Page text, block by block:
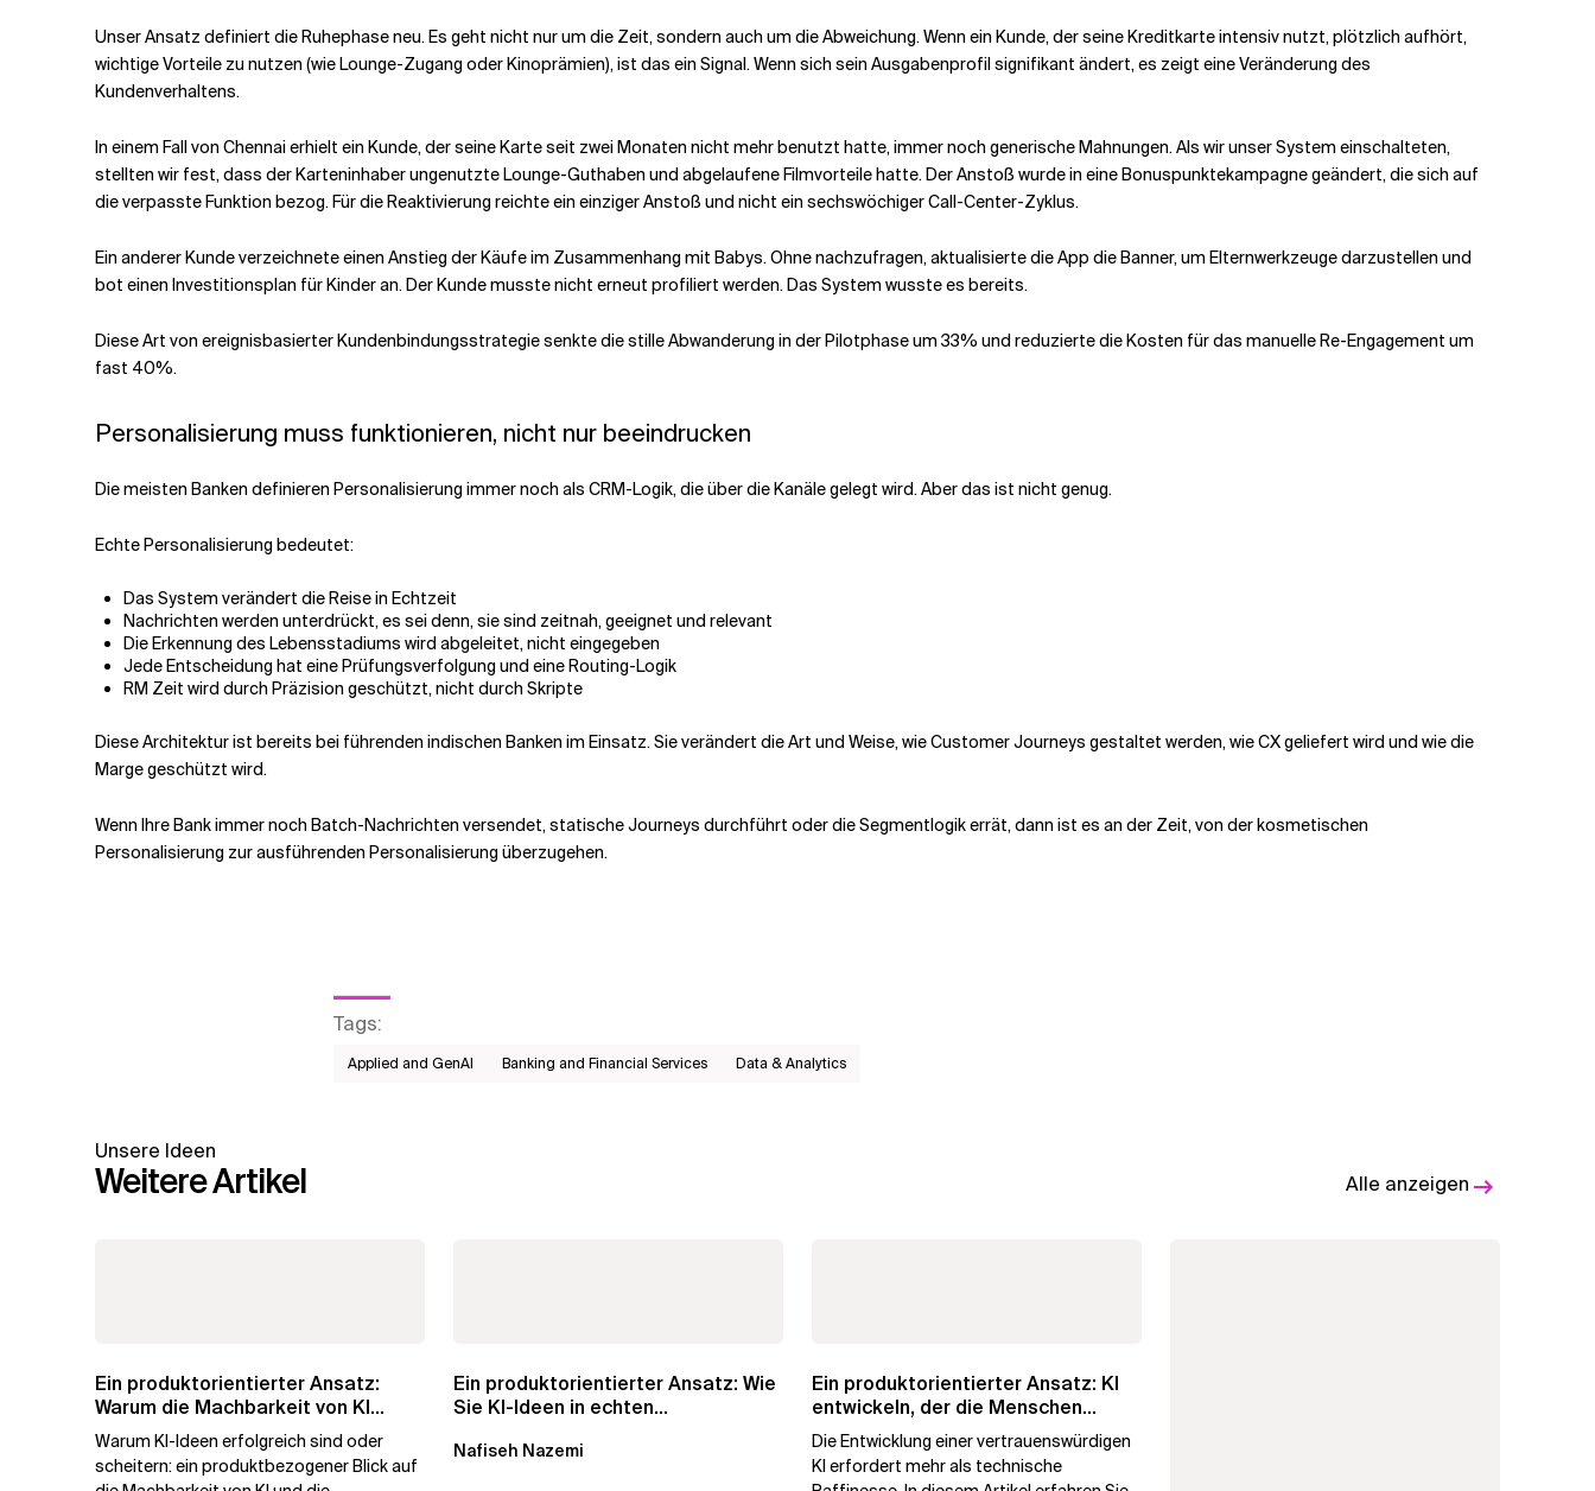
Unser Ansatz definiert die Ruhephase neu. Es geht nicht nur um die Zeit, sondern auch um die Abweichung. Wenn ein Kunde, der seine Kreditkarte intensiv nutzt, plötzlich aufhört,
wichtige Vorteile zu nutzen (wie Lounge-Zugang oder Kinoprämien), ist das ein Signal. Wenn sich sein Ausgabenprofil signifikant ändert,es zeigt eine Veränderung des
Kundenverhaltens.
In einem Fall von Chennai erhielt ein Kunde, der seine Karte seit zwei Monaten nicht mehr benutzt hatte, immer noch generische Mahnungen. Als wir unser System einschalteten,
stellten wir fest, dass der Karteninhaber ungenutzte Lounge-Guthaben und abgelaufene Filmvorteile hatte. Der Anstoß wurde in eine Bonuspunktekampagne geändert, die sich auf
die verpasste Funktion bezog. Für die Reaktivierung reichte ein einziger Anstoß und nicht ein sechswöchiger Call-Center-Zyklus.
Ein anderer Kunde verzeichnete einen Anstieg der Käufe im Zusammenhang mit Babys. Ohne nachzufragen, aktualisierte die App die Banner, um Elternwerkzeuge darzustellen und
bot einen Investitionsplan für Kinder an. Der Kunde musste nicht erneut profiliert werden. Das System wusste es bereits.
Diese Art von ereignisbasierter Kundenbindungsstrategie senkte die stille Abwanderung in der Pilotphase um 33% und reduzierte die Kosten für das manuelle Re-Engagement um
fast 40%.
Personalisierung muss funktionieren, nicht nur beeindrucken
Die meisten Banken definieren Personalisierung immer noch als CRM-Logik, die über die Kanäle gelegt wird. Aber das ist nicht genug.
Echte Personalisierung bedeutet:
Das System verändert die Reise in Echtzeit
Nachrichten werden unterdrückt, es sei denn, sie sind zeitnah, geeignet und relevant
Die Erkennung des Lebensstadiums wird abgeleitet, nicht eingegeben
Jede Entscheidung hat eine Prüfungsverfolgung und eine Routing-Logik
RM Zeit wird durch Präzision geschützt, nicht durch Skripte
Diese Architektur ist bereits bei führenden indischen Banken im Einsatz. Sie verändert die Art und Weise, wie Customer Journeys gestaltet werden, wie CX geliefert wird und wie die
Marge geschützt wird.
Wenn Ihre Bank immer noch Batch-Nachrichten versendet, statische Journeys durchführt oder die Segmentlogik errät, dann ist es an der Zeit, von der kosmetischen
Personalisierung zur ausführenden Personalisierung überzugehen.
Tags:
Applied and GenAI Banking and Financial Services Data & Analytics
Unsere Ideen
Weitere Artikel Alle anzeigen
Ein produktorientierter Ansatz:
Warum die Machbarkeit von KI
darüber...
Warum KI-Ideen erfolgreich sind oder
scheitern: ein produktbezogener Blick auf
Ein produktorientierter Ansatz: Wie
Sie KI-Ideen in echten
Nafiseh Nazemi
Ein produktorientierter Ansatz: KI
entwickeln, der die Menschen
vertrauen
Die Entwicklung einer vertrauenswürdigen
KI erfordert mehr als technische